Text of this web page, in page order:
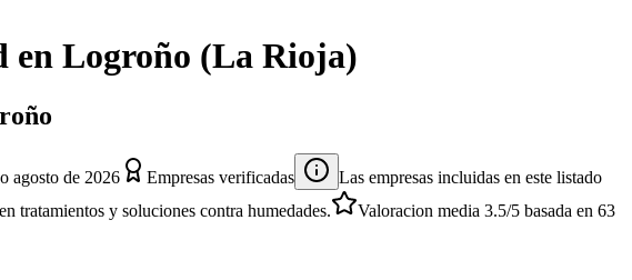
en Logroño (La Rioja)
agosto de 2026 Empresas verificadas
Las empresas incluidas en este listado
tratamientos y soluciones contra humedades.
Valoracion media 3.5/5 basada en 63